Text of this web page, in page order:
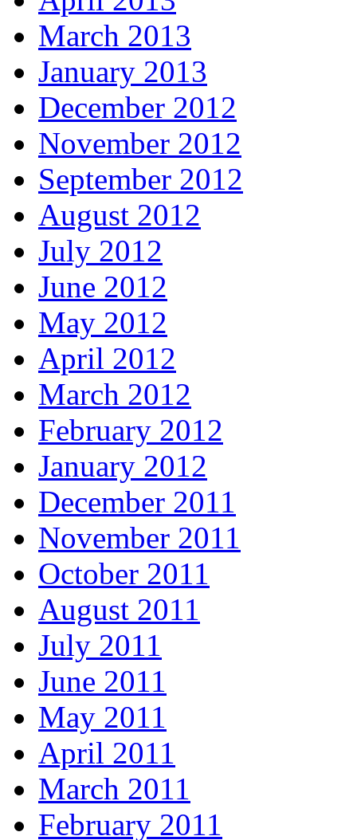
March 2013
January 2013
December 2012
November 2012
September 2012
August 2012
July 2012
June 2012
May 2012
April 2012
March 2012
February 2012
January 2012
December 2011
November 2011
October 2011
August 2011
July 2011
June 2011
May 2011
April 2011
March 2011
February 2011